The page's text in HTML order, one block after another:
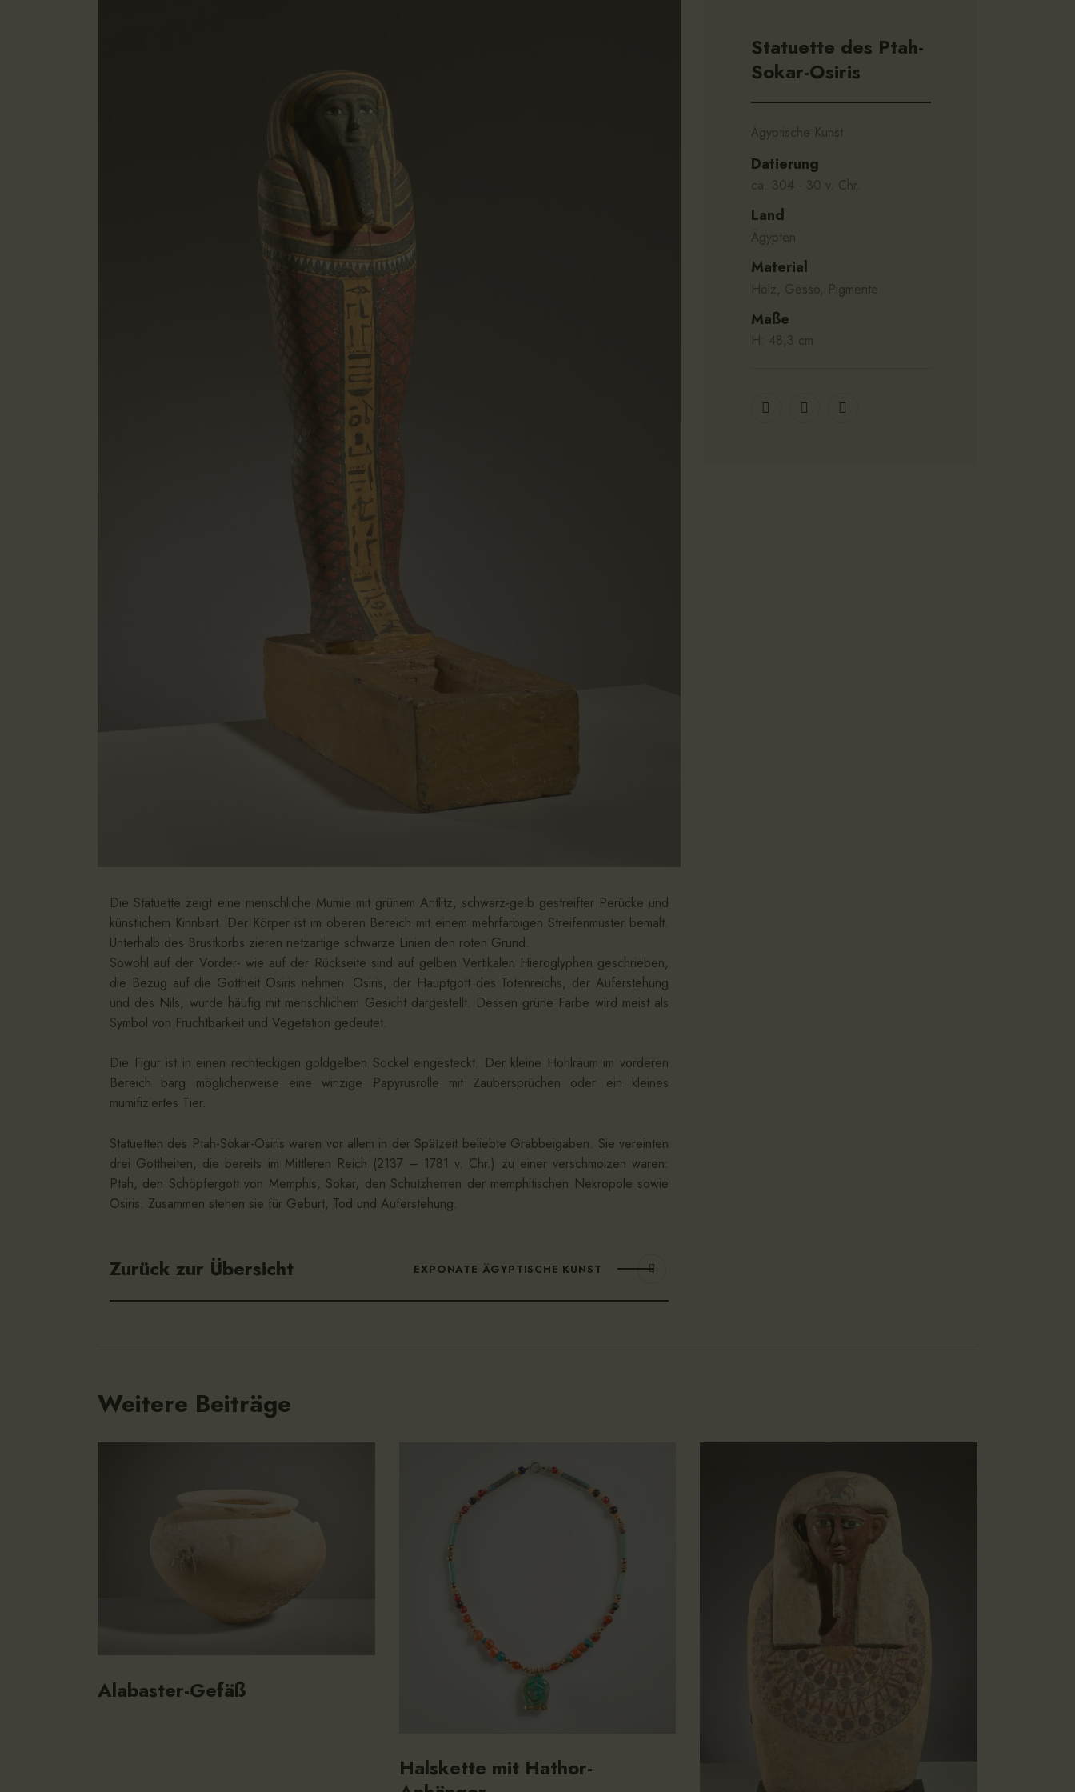
Die Statuette zeigt eine menschliche Mumie mit grünem Antlitz, schwarz-gelb gestreifter Perücke und
künstlichem Kinnbart. Der Körper ist im oberen Bereich mit einem mehrfarbigen Streifenmuster bemalt.
Unterhalb des Brustkorbs zieren netzartige schwarze Linien den roten Grund.
Sowohl auf der Vorder- wie auf der Rückseite sind auf gelben Vertikalen Hieroglyphen geschrieben,
die Bezug auf die Gottheit Osiris nehmen. Osiris, der Hauptgott des Totenreichs, der Auferstehung
und des Nils, wurde häufig mit menschlichem Gesicht dargestellt. Dessen grüne Farbe wird meist als
Symbol von Fruchtbarkeit und Vegetation gedeutet.
Die Figur ist in einen rechteckigen goldgelben Sockel eingesteckt. Der kleine Hohlraum im vorderen
Bereich barg möglicherweise eine winzige Papyrusrolle mit Zaubersprüchen oder ein kleines
mumifiziertes Tier.
Statuetten des Ptah-Sokar-Osiris waren vor allem in der Spätzeit beliebte Grabbeigaben. Sie vereinten
drei Gottheiten, die bereits im Mittleren Reich (2137 – 1781 v. Chr.) zu einer verschmolzen waren:
Ptah, den Schöpfergott von Memphis, Sokar, den Schutzherren der memphitischen Nekropole sowie
Osiris. Zusammen stehen sie für Geburt, Tod und Auferstehung.
Zurück zur Übersicht EXPONATE ÄGYPTISCHE KUNST
Statuette des Ptah-
Sokar-Osiris
Ägyptische Kunst
Datierung
ca. 304 - 30 v. Chr.
Land
Ägypten
Material
Holz, Gesso, Pigmente
Maße
H: 48,3 cm
Weitere Beiträge
Alabaster-Gefäß
Halskette mit Hathor-